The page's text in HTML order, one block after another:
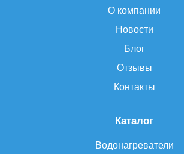
Каталог
Водонагреватели
О компании
Новости
Блог
Отзывы
Контакты